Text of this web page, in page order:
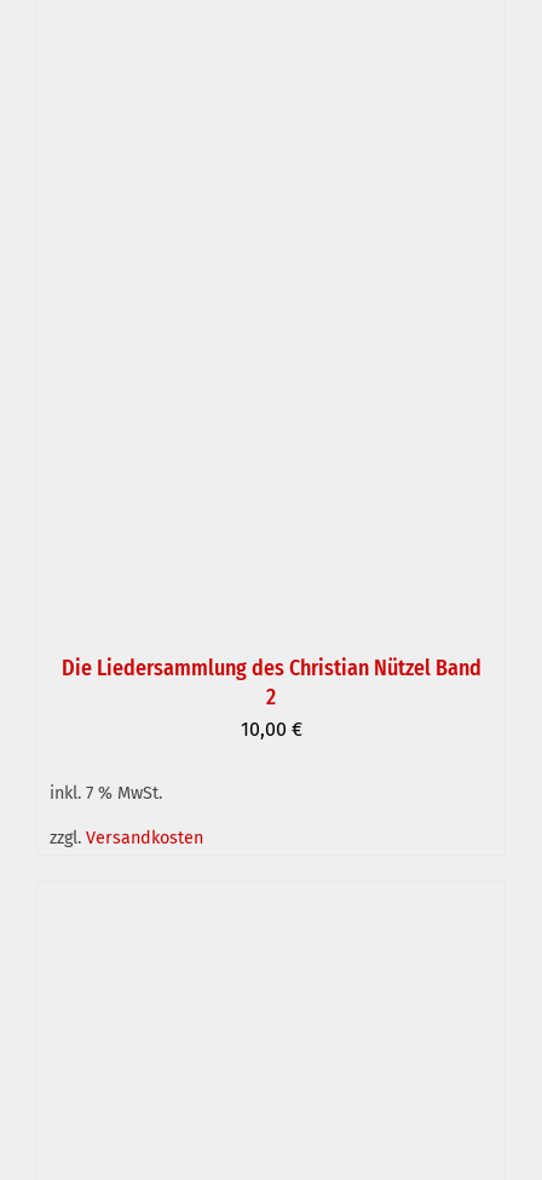
Die Liedersammlung des Christian Nützel Band
2
10,00 €
inkl. 7 % MwSt.
zzgl. Versandkosten